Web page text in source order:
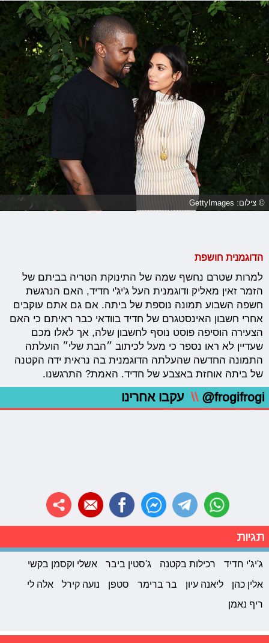
© צילום: GettyImages
הדוגמנית חושפת
למרות שטרם נחשף שמה של התינוקת הטריה בביתם של
הזמר זאין מאליק ודוגמנית העל ג'יג'י חדיד, האם הנרגשת
חשפה השבוע תמונה נוספת של ביתה. אם גם אתם עוקבים
אחרי חשבון האינסטגרם של חדיד בוודאי כבר ראיתם כי האם
הצעירה הוסיפה פוסט נוסף לחשבון שלה, אך לאלו מכם
שעדיין לא ראו נספר כי מעל לכיתוב ״הבת שלי״ הועלתה
התמונה החדשה שהעלתה הדוגמנית בה נראית ידה הקטנה
של ביתה אוחזת באצבע של חדיד. האמת? התרגשנו.
@frogifrogi
\\ עקבו אחרינו
תגיות
ג'יג'י חדיד רכילות בקטנה ג'סטין ביבר
אשלי וקסמן בקשי
אלין כהן
ליאנה עיון בר ברימר סטפן נועה קירל
אלה לי
ריף נאמן